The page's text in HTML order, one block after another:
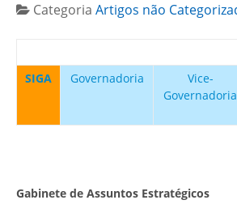
Categoria Artigos não
SIGA Governadoria
Vice-
Governadoria
Gabinete de Assuntos Estratégicos